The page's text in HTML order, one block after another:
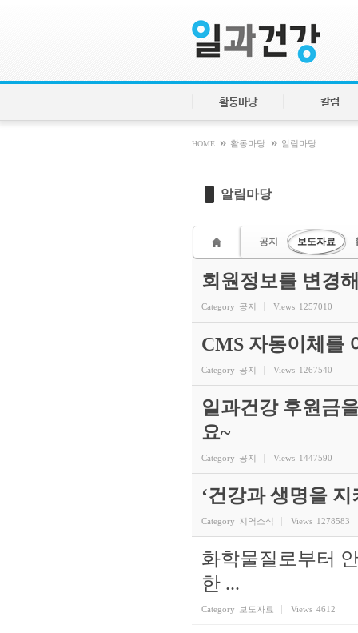
활동마당 칼럼
HOME » 활동마당 » 알림마당
알림마당
공지 보도자료
회원정보를 변경
Category 공지 Views 1257010
CMS 자동이체를
Category 공지 Views 1267540
일과건강 후원금
요~
Category 공지 Views 1447590
‘건강과 생명을
Category 지역소식 Views 1278583
화학물질로부터
한 ...
Category 보도자료 Views 4612